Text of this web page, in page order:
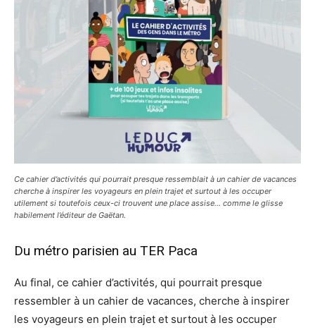
Ce cahier d’activités qui pourrait presque ressemblait à un cahier de vacances
cherche à inspirer les voyageurs en plein trajet et surtout à les occuper
utilement si toutefois ceux-ci trouvent une place assise… comme le glisse
habilement l’éditeur de Gaëtan.
Du métro parisien au TER Paca
Au final, ce cahier d’activités, qui pourrait presque
ressembler à un cahier de vacances, cherche à inspirer
les voyageurs en plein trajet et surtout à les occuper